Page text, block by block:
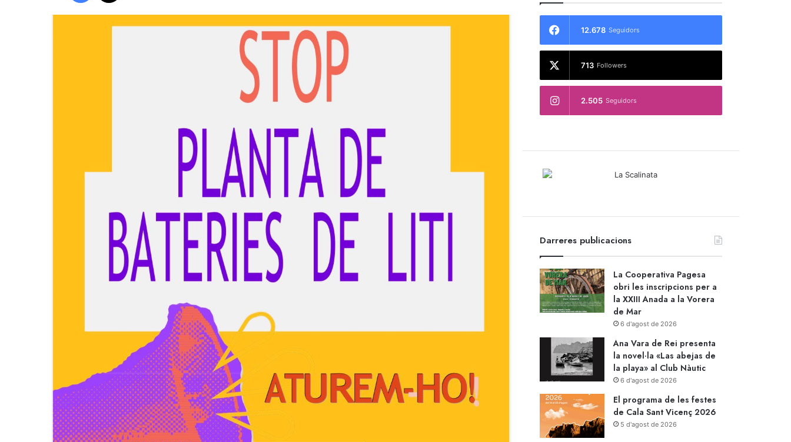
12.678 Seguidors
713 Followers
2.505 Seguidors
Darreres publicacions
La Cooperativa Pagesa
obri les inscripcions per a
la XXIII Anada a la Vorera
de Mar
6 d'agost de 2026
Ana Vara de Rei presenta
la novel·la «Las abejas de
la playa» al Club Nàutic
6 d'agost de 2026
El programa de les festes
de Cala Sant Vicenç 2026
5 d'agost de 2026